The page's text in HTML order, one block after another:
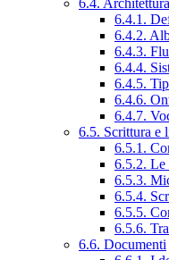
6.4.
6.4.1.
6.4.2.
6.4.3.
6.4.4.
6.4.5.
6.4.6.
6.4.7.
6.5. Scrittura e
6.5.1.
6.5.2. Le
6.5.3.
6.5.4.
6.5.5.
6.5.6.
6.6. Documenti